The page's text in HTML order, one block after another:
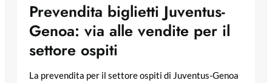
Prevendita biglietti Juventus-
Genoa: via alle vendite per il
settore ospiti
La prevendita per il settore ospiti di Juventus-Genoa